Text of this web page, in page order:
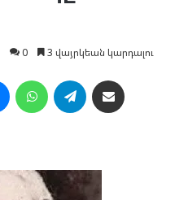
0 3 վայրկեան կարդալու
MessengerWhatsAppTelegram